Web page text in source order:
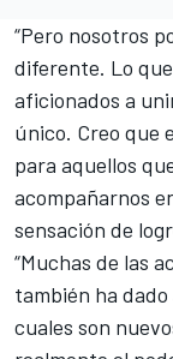
“Pero nosotros
diferente. Lo
aficionados a
único. Creo que
para aquellos
acompañarnos
sensación de
“Muchas de las
también ha
cuales son